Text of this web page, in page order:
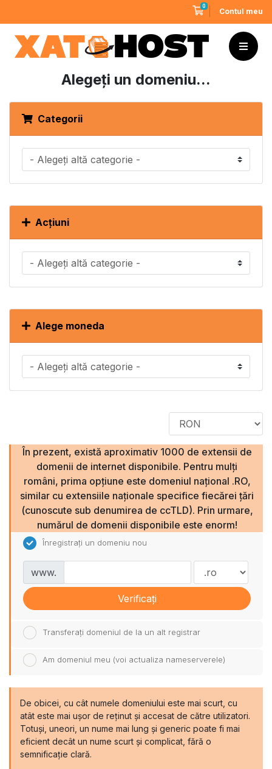
0Coș de cumpărături
Contul meu
Alegeți un domeniu...
Categorii
Acțiuni
Alege moneda
În prezent, există aproximativ 1000 de extensii de
domenii de internet disponibile. Pentru mulți
români, prima opțiune este domeniul național .RO,
similar cu extensiile naționale specifice fiecărei țări
(cunoscute sub denumirea de ccTLD). Prin urmare,
numărul de domenii disponibile este enorm!
Înregistrați un domeniu nou
www.
Verificați
Transferați domeniul de la un alt registrar
Am domeniul meu (voi actualiza nameserverele)
De obicei, cu cât numele domeniului este mai scurt, cu
atât este mai ușor de reținut și accesat de către utilizatori.
Totuși, uneori, un nume mai lung și generic poate fi mai
eficient decât un nume scurt și complicat, fără o
semnificație clară.